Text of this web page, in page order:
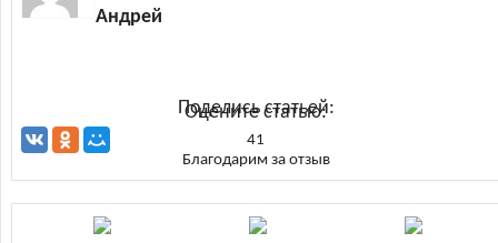
Андрей
Поделись статьей:
Оцените статью:
41
Благодарим за отзыв